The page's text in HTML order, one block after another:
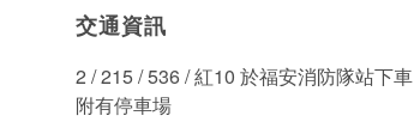
交通資訊
2 / 215 / 536 / 紅10 於福安消防隊站下車
附有停車場